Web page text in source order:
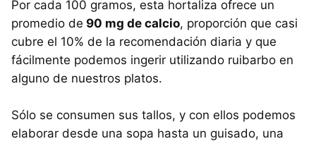
Por cada 100 gramos, esta hortaliza ofrece un
promedio de 90 mg de calcio, proporción que casi
cubre el 10% de la recomendación diaria y que
fácilmente podemos ingerir utilizando ruibarbo en
alguno de nuestros platos.
Sólo se consumen sus tallos, y con ellos podemos
elaborar desde una sopa hasta un guisado, una